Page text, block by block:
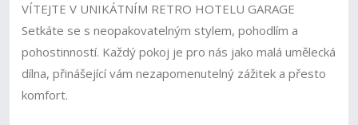
VÍTEJTE V UNIKÁTNÍM RETRO HOTELU GARAGE
Setkáte se s neopakovatelným stylem, pohodlím a
pohostinností. Každý pokoj je pro nás jako malá umělecká
dílna, přinášející vám nezapomenutelný zážitek a přesto
komfort.